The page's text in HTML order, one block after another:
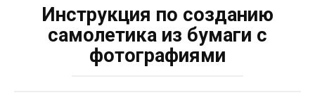
Инструкция по созданию
самолетика из бумаги с
фотографиями